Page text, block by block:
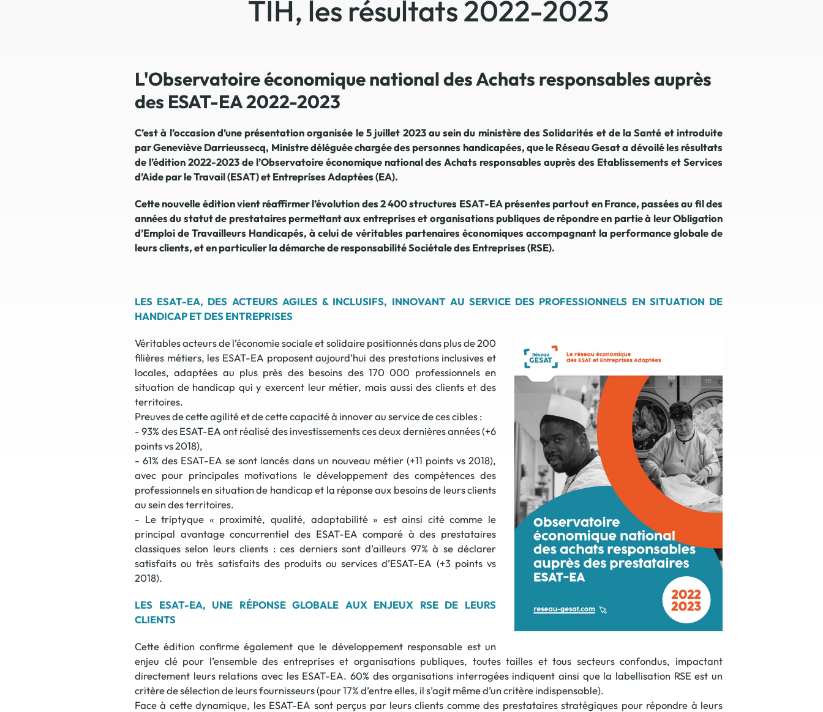
La promotion de vos engagements en matière d'achats inclusifs
Vos kits de communication personnalisés
Je vends
Votre boîte à outils « accélérez votre croissance »
Vos formations 100% opérationnelles, dédiées au développement commercial
Votre centre de ressources et vos services de networking
Je restructure ou je développe de nouvelles activités
Vos services enrichis
TIH, les résultats 2022-2023
L'Observatoire économique national des Achats responsables auprès
des ESAT-EA 2022-2023
C’est à l’occasion d’une présentation organisée le 5 juillet 2023 au sein du ministère des Solidarités et de la Santé et introduite
par Geneviève Darrieussecq, Ministre déléguée chargée des personnes handicapées, que le Réseau Gesat a dévoilé les résultats
de l’édition 2022-2023 de l’Observatoire économique national des Achats responsables auprès des Etablissements et Services
d’Aide par le Travail (ESAT) et Entreprises Adaptées (EA).
Cette nouvelle édition vient réaffirmer l’évolution des 2 400 structures ESAT-EA présentes partout en France, passées au fil des
années du statut de prestataires permettant aux entreprises et organisations publiques de répondre en partie à leur Obligation
d’Emploi de Travailleurs Handicapés, à celui de véritables partenaires économiques accompagnant la performance globale de
leurs clients, et en particulier la démarche de responsabilité Sociétale des Entreprises (RSE).
LES ESAT-EA, DES ACTEURS AGILES & INCLUSIFS, INNOVANT AU SERVICE DES PROFESSIONNELS EN SITUATION DE
HANDICAP ET DES ENTREPRISES
Véritables acteurs de l’économie sociale et solidaire positionnés dans plus de 200
filières métiers, les ESAT-EA proposent aujourd’hui des prestations inclusives et
locales, adaptées au plus près des besoins des 170 000 professionnels en
situation de handicap qui y exercent leur métier, mais aussi des clients et des
territoires.
Preuves de cette agilité et de cette capacité à innover au service de ces cibles :
- 93% des ESAT-EA ont réalisé des investissements ces deux dernières années (+6
points vs 2018),
- 61% des ESAT-EA se sont lancés dans un nouveau métier (+11 points vs 2018),
avec pour principales motivations le développement des compétences des
professionnels en situation de handicap et la réponse aux besoins de leurs clients
au sein des territoires.
- Le triptyque « proximité, qualité, adaptabilité » est ainsi cité comme le
principal avantage concurrentiel des ESAT-EA comparé à des prestataires
classiques selon leurs clients : ces derniers sont d’ailleurs 97% à se déclarer
satisfaits ou très satisfaits des produits ou services d’ESAT-EA (+3 points vs
2018).
LES ESAT-EA, UNE RÉPONSE GLOBALE AUX ENJEUX RSE DE LEURS
CLIENTS
Cette édition confirme également que le développement responsable est un
enjeu clé pour l’ensemble des entreprises et organisations publiques, toutes tailles et tous secteurs confondus, impactant
directement leurs relations avec les ESAT-EA. 60% des organisations interrogées indiquent ainsi que la labellisation RSE est un
critère de sélection de leurs fournisseurs (pour 17% d’entre elles, il s’agit même d’un critère indispensable).
Face à cette dynamique, les ESAT-EA sont perçus par leurs clients comme des prestataires stratégiques pour répondre à leurs